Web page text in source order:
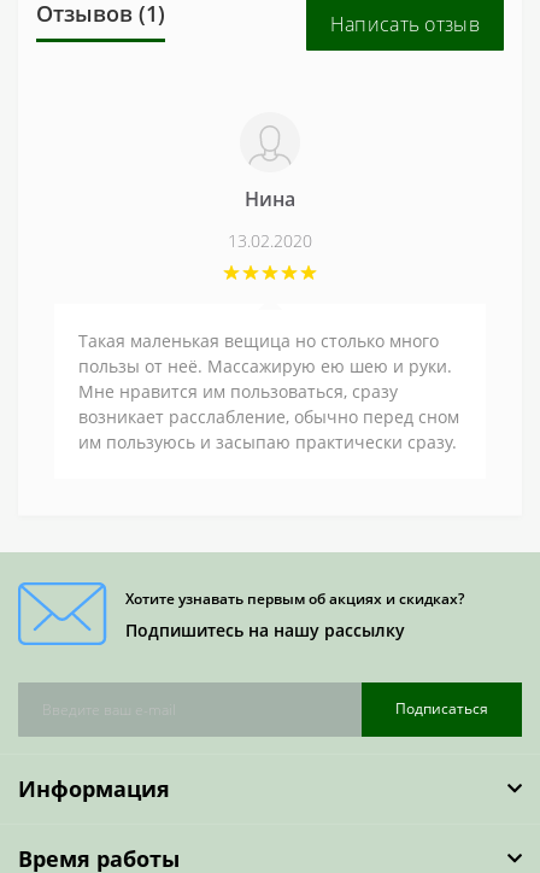
Отзывов (1) Написать отзыв
Нина
13.02.2020
Такая маленькая вещица но столько много
пользы от неё. Массажирую ею шею и руки.
Мне нравится им пользоваться, сразу
возникает расслабление, обычно перед сном
им пользуюсь и засыпаю практически сразу.
Хотите узнавать первым об акциях и скидках?
Подпишитесь на нашу рассылку
Подписаться
Информация
Время работы